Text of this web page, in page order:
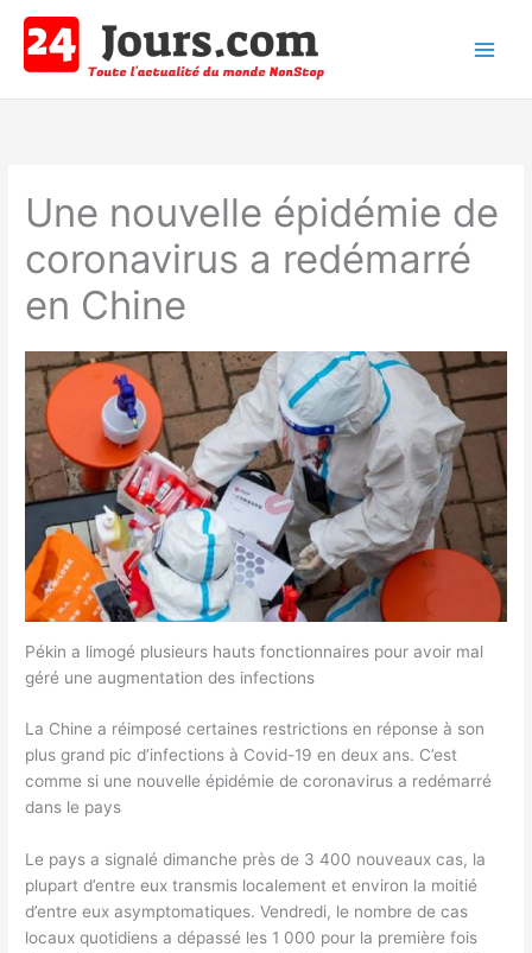
contenu
Une nouvelle épidémie de
coronavirus a redémarré
en Chine
Pékin a limogé plusieurs hauts fonctionnaires pour avoir mal
géré une augmentation des infections
La Chine a réimposé certaines restrictions en réponse à son
plus grand pic d’infections à Covid-19 en deux ans. C’est
comme si une nouvelle épidémie de coronavirus a redémarré
dans le pays
Le pays a signalé dimanche près de 3 400 nouveaux cas, la
plupart d’entre eux transmis localement et environ la moitié
d’entre eux asymptomatiques. Vendredi, le nombre de cas
locaux quotidiens a dépassé les 1 000 pour la première fois